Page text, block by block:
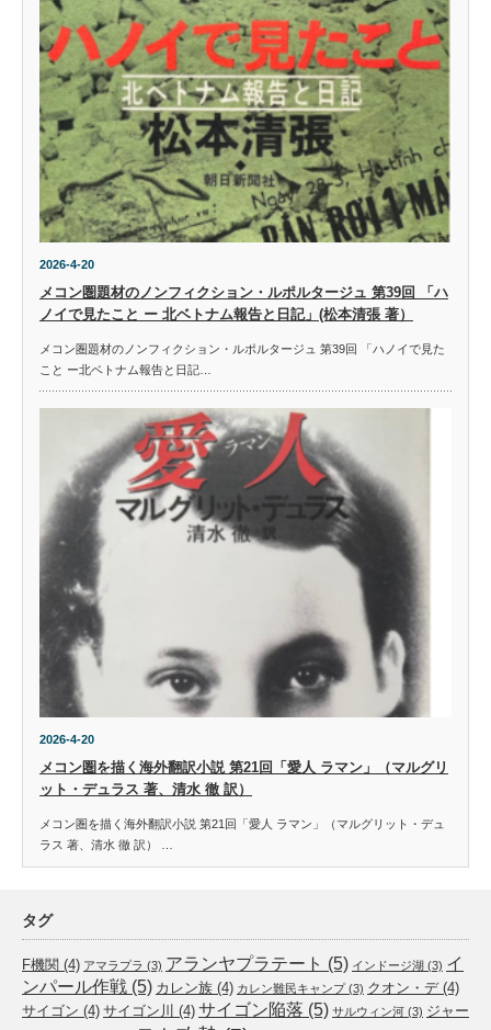
2026-4-20
メコン圏題材のノンフィクション・ルポルタージュ 第39回 「ハ
ノイで見たこと ー 北ベトナム報告と日記」(松本清張 著）
メコン圏題材のノンフィクション・ルポルタージュ 第39回 「ハノイで見た
こと ー北ベトナム報告と日記…
2026-4-20
メコン圏を描く海外翻訳小説 第21回「愛人 ラマン」（マルグリ
ット・デュラス 著、清水 徹 訳）
メコン圏を描く海外翻訳小説 第21回「愛人 ラマン」（マルグリット・デュ
ラス 著、清水 徹 訳） …
タグ
F機関 (4) アマラプラ (3) アランヤプラテート (5) インドージ湖 (3) イ
ンパール作戦 (5) カレン族 (4) カレン難民キャンプ(3) クオン・デ(4)
サイゴン (4) サイゴン川 (4) サイゴン陥落 (5) サルウィン河 (3) ジャー